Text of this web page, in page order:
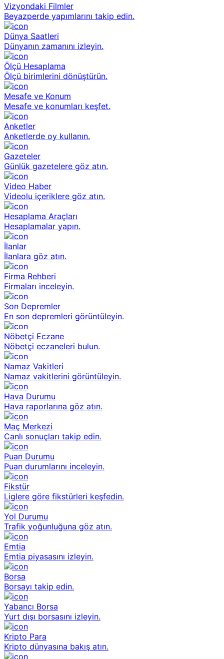
Vizyondaki Filmler
Beyazperde yapımlarını takip edin.
Dünya Saatleri
Dünyanın zamanını izleyin.
Ölçü Hesaplama
Ölçü birimlerini dönüştürün.
Mesafe ve Konum
Mesafe ve konumları keşfet.
Anketler
Anketlerde oy kullanın.
Gazeteler
Günlük gazetelere göz atın.
Video Haber
Videolu içeriklere göz atın.
Hesaplama Araçları
Hesaplamalar yapın.
İlanlar
İlanlara göz atın.
Firma Rehberi
Firmaları inceleyin.
Son Depremler
En son depremleri görüntüleyin.
Nöbetçi Eczane
Nöbetçi eczaneleri bulun.
Namaz Vakitleri
Namaz vakitlerini görüntüleyin.
Hava Durumu
Hava raporlarına göz atın.
Maç Merkezi
Canlı sonuçları takip edin.
Puan Durumu
Puan durumlarını inceleyin.
Fikstür
Liglere göre fikstürleri keşfedin.
Yol Durumu
Trafik yoğunluğuna göz atın.
Emtia
Emtia piyasasını izleyin.
Borsa
Borsayı takip edin.
Yabancı Borsa
Yurt dışı borsasını izleyin.
Kripto Para
Kripto dünyasına bakış atın.